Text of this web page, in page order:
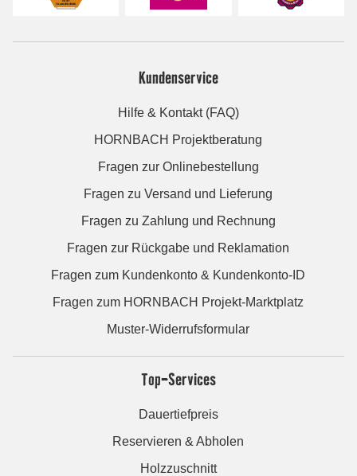
Kundenservice
Hilfe & Kontakt (FAQ)
HORNBACH Projektberatung
Fragen zur Onlinebestellung
Fragen zu Versand und Lieferung
Fragen zu Zahlung und Rechnung
Fragen zur Rückgabe und Reklamation
Fragen zum Kundenkonto & Kundenkonto-ID
Fragen zum HORNBACH Projekt-Marktplatz
Muster-Widerrufsformular
Top-Services
Dauertiefpreis
Reservieren & Abholen
Holzzuschnitt